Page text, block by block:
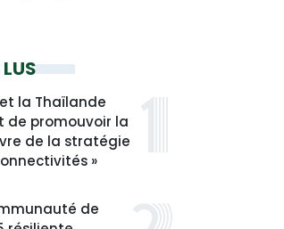
LUS
la Thaïlande
de promouvoir la
de la stratégie
»
de